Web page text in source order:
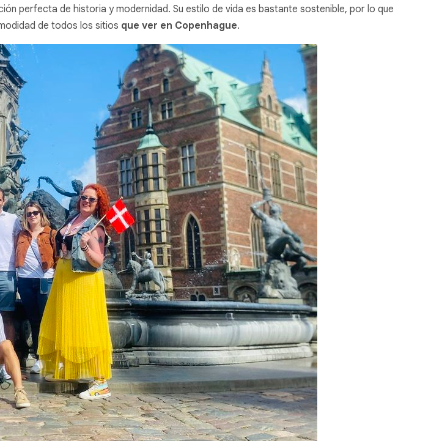
perfecta de historia y modernidad. Su estilo de vida es bastante sostenible, por lo que
de todos los sitios que ver en Copenhague.